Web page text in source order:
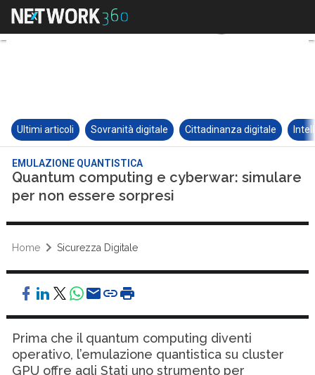
Ultimi articoli Sovranità digitale Cittadinanza digitale
EMULAZIONE QUANTISTICA
Quantum computing e cyberwar: simulare
per non essere sorpresi
Home Sicurezza Digitale
Prima che il quantum computing diventi
operativo, l’emulazione quantistica su cluster
GPU offre agli Stati uno strumento per